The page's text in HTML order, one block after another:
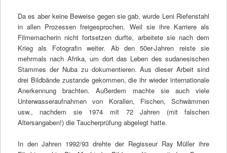
Da es aber keine Beweise gegen sie gab, wurde Leni Riefenstahl
in allen Prozessen freigesprochen. Weil sie ihre Karriere als
Filmemacherin nicht fortsetzen durfte, arbeitete sie nach dem
Krieg als Fotografin weiter. Ab den 50er-Jahren reiste sie
mehrmals nach Afrika, um dort das Leben des sudanesischen
Stammes der Nuba zu dokumentieren. Aus dieser Arbeit sind
drei Bildbände zustande gekommen, die ihr wieder internationale
Anerkennung brachten. Außerdem machte sie auch viele
Unterwasseraufnahmen von Korallen, Fischen, Schwämmen
usw., nachdem sie 1974 mit 72 Jahren (mit falschen
Altersangaben!) die Taucherprüfung abgelegt hatte.
In den Jahren 1992/93 drehte der Regisseur Ray Müller ihre